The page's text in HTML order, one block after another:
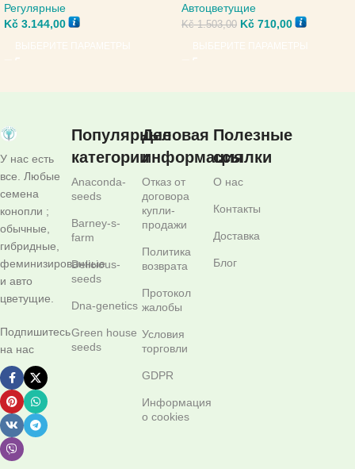
Регулярные
Kč 3.144,00
Автоцветущие
Kč1.503,00 Kč 710,00
ВЫБЕРИТЕ ПАРАМЕТРЫ
У нас есть
все. Любые
семена
конопли ;
обычные,
гибридные,
феминизированные
и авто
цветущие.
Подпишитесь
на нас
Популярные
категории
Anaconda-
seeds
Barney-s-
farm
Delicious-
seeds
Dna-genetics
Green house
seeds
Деловая
информация
Отказ от
договора
купли-
продажи
Политика
возврата
Протокол
жалобы
Условия
торговли
GDPR
Информация
о cookies
Полезные
ссылки
О нас
Контакты
Доставка
Блог